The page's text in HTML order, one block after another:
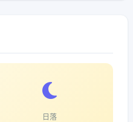
日落